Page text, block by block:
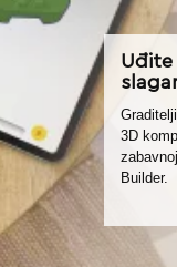
3D
Builder.